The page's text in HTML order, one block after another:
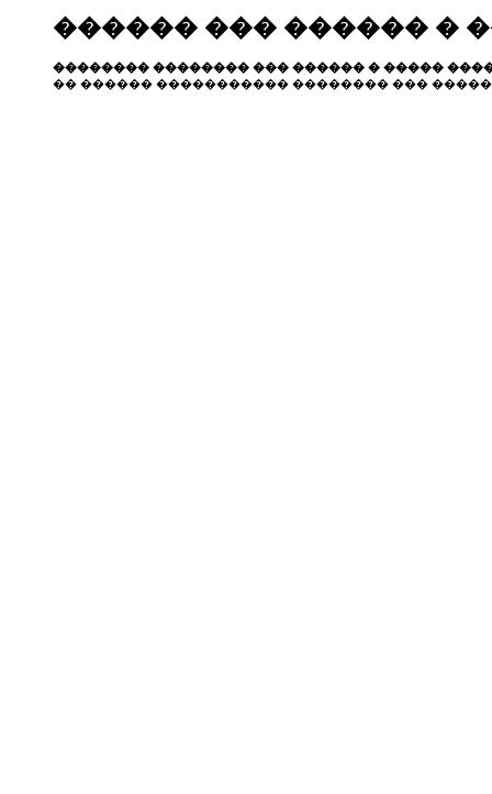
������ ��� ������ �
�������� �������� ��� ������ � �����
�� ������ ����������� �������� ���